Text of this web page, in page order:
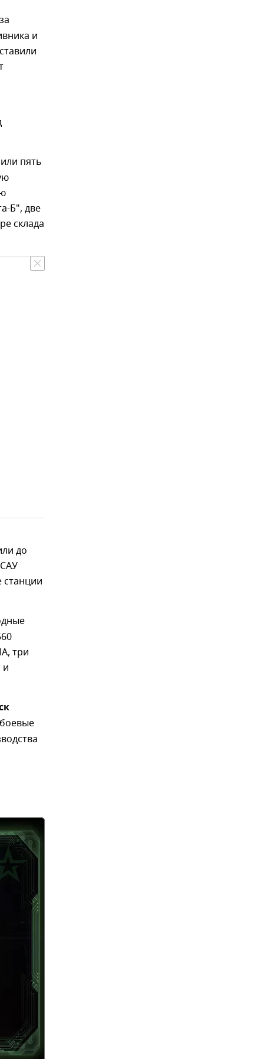
и
пять
Б", две
склада
до
станции
три
и